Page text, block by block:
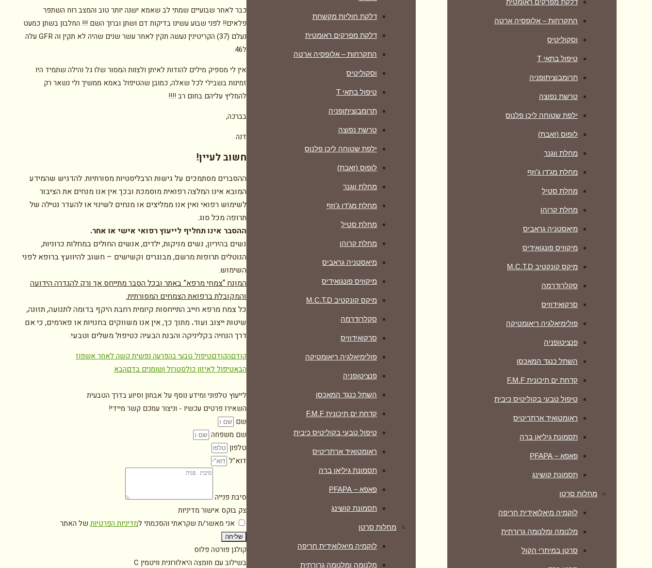
דלקת מפרקים ראומטית
התקרחות – אלופסיה ארטה
וסקוליטיס
טיפול בתאי T
תרומבוציתופניה
טרשת נפוצה
ילפת שטוחה ליכן פלנוס
לופוס (זאבת)
מחלת ווגנר
מחלת מג’דו ג’וזף
מחלת סטיל
מחלת קרוהן
מיאסטניה גראביס
מיקוזיס פונגואידיס
מיקס קונקטיב M.C.T.D
סקלרודרמה
סרקואידוזיס
פולימיאלגיה ריאומטיקה
‏פנציטופניה
השתל כנגד המאכסן
קדחת ים תיכונית F.M.F
טיפול טבעי בקוליטיס כיבית
ראומטואיד ארתריטיס
תסמונת גיליאן ברה
פאפא – PFAPA
תסמונת קושינג
מחלות סרטן
לוקמיה מיאלואידית חריפה
מלנומה ומלנומה גרורתית
סרטן במיתרי הקול
דלקת חוליות מקשחת
דלקת מפרקים ראומטית
התקרחות – אלופסיה ארטה
וסקוליטיס
טיפול בתאי T
תרומבוציתופניה
טרשת נפוצה
ילפת שטוחה ליכן פלנוס
לופוס (זאבת)
מחלת ווגנר
מחלת מג’דו ג’וזף
מחלת סטיל
מחלת קרוהן
מיאסטניה גראביס
מיקוזיס פונגואידיס
מיקס קונקטיב M.C.T.D
סקלרודרמה
סרקואידוזיס
פולימיאלגיה ריאומטיקה
‏פנציטופניה
השתל כנגד המאכסן
קדחת ים תיכונית F.M.F
טיפול טבעי בקוליטיס כיבית
ראומטואיד ארתריטיס
תסמונת גיליאן ברה
פאפא – PFAPA
תסמונת קושינג
מחלות סרטן
לוקמיה מיאלואידית חריפה
מלנומה ומלנומה גרורתית
כבר לאחר שבועיים שמתי לב שאמא ישנה יותר טוב והמצב רוח השתפר
פלאים!! לפני שבוע עשינו בדיקות דם ושתן וברוך השם !!! החלבון בשתן כמעט
נעלם (37) הקריטינין נעשה תקין לאחר עשר שנים שהיה לא תקין וה GFR עלה
ל46.
אין לי מספיק מילים להודות לאיתן ולצוות המסור שלו גל והילה שתמיד היו
זמינות בשבילי לכל שאלה, כמובן שהטיפול באמא ממשיך ולי נשאר רק
להמליץ עליהם בחום רב !!!!
בברכה,
דנה
חשוב לעיין!
ההסברים מסתמכים על גישות הרבליסטיות מסורתיות. להדגיש שהמידע
המובא אינו המלצה רפואית מוסמכת ובכך אין אנו מנחים את הציבור
לשימוש רפואי ואין אנו ממליצים או מנחים לשינוי או להעדר נטילה של
תרופה מכל סוג.
ההסבר אינו תחליף לייעוץ רפואי אישי או אחר.
נשים בהיריון, נשים מניקות, ילדים, אנשים החולים במחלות כרוניות,
הנוטלים תרופות מרשם, מבוגרים וקשישים – חשוב להיוועץ ברופא לפני
השימוש.
המונח “צמחי מרפא” באתר ובכל הסבר מתייחס אך ורק להגדרה הידועה
והמקובלת ברפואת הצמחים המסורתית.
כל צמח מרפא חייב התייחסות קיומית רחבת היקף בדומה לתנועה, תזונה,
שיטות ייצוב ועוד. מתוך כך, אין אנו משווקים בחנויות או פארמים, כי אם
דרך הנחיה בקליניקה והבנת הבעיה כטיפול משלים וטבעי.
קודםהקודםטיפול טבעי בהפרעה נפשית קשה לאחר אשפוז
הבאטיפול לאיזון כולסטרול ושומנים בדםהבא
לייעוץ טלפוני ומידע נוסף על אבחון וסיוע בדרך הטבעית
השאירו פרטים עכשיו - וניצור עמכם קשר מיידי!
שם
שם משפחה
טלפון
דוא"ל
סיבת פנייה
צק בוקס אישור מדיניות
אני מאשר/ת שקראתי והסכמתי למדיניות הפרטיות של האתר
שליחה
קולגן פורטה פלוס
בשילוב עם חומצה היאלורונית וויטמין C